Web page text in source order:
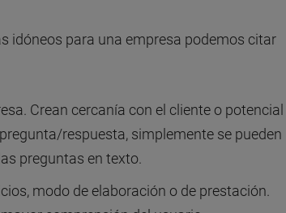
idóneos para una empresa podemos citar
Crean cercanía con el cliente o potencial
respuesta, simplemente se pueden
preguntas en texto.
modo de elaboración o de prestación.